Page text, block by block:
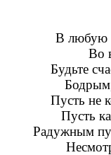
В любую
Во
Будьте
Пусть не
Пусть
Радужным